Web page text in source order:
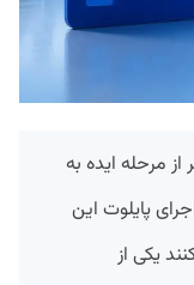
مرحله ایده به
پایلوت این
یکی از